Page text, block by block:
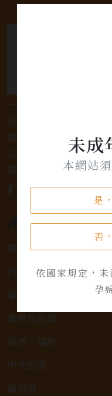
未成
本網站須
是
否
依國家規定，
孕
我們是專業銷售威士
質的選擇和卓越的服
忌，或者尋求一款特
擇，滿足您的個人口味
產品類別
威士忌
白蘭地
葡萄酒
香檳氣泡酒
清酒、燒酎
中式烈酒
調烈酒